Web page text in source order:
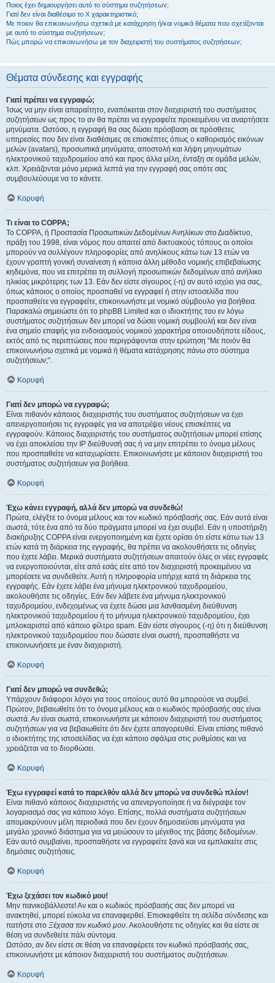
Ποιος έχει δημιουργήσει αυτό το σύστημα συζητήσεων;
Γιατί δεν είναι διαθέσιμο το Χ χαρακτηριστικό;
Με ποιον θα επικοινωνήσω σχετικά με κατάχρηση ή/και νομικά θέματα που σχετίζονται
με αυτό το σύστημα συζητήσεων;
Πώς μπορώ να επικοινωνήσω με τον διαχειριστή του συστήματος συζητήσεων;
Θέματα σύνδεσης και εγγραφής
Γιατί πρέπει να εγγραφώ;
Ίσως να μην είναι απαραίτητο, εναπόκειται στον διαχειριστή του συστήματος
συζητήσεων ως προς το αν θα πρέπει να εγγραφείτε προκειμένου να αναρτήσετε
μηνύματα. Ωστόσο, η εγγραφή θα σας δώσει πρόσβαση σε πρόσθετες
υπηρεσίες που δεν είναι διαθέσιμες σε επισκέπτες όπως ο καθορισμός εικόνων
μελών (avatars), προσωπικά μηνύματα, αποστολή και λήψη μηνυμάτων
ηλεκτρονικού ταχυδρομείου από και προς άλλα μέλη, ένταξη σε ομάδα μελών,
κλπ. Χρειάζονται μόνο μερικά λεπτά για την εγγραφή σας οπότε σας
συμβουλεύουμε να το κάνετε.
Κορυφή
Τι είναι το COPPA;
Το COPPA, ή Προστασία Προσωπικών Δεδομένων Ανηλίκων στο Διαδίκτυο,
πράξη του 1998, είναι νόμος που απαιτεί από δικτυακούς τόπους οι οποίοι
μπορούν να συλλέγουν πληροφορίες από ανηλίκους κάτω των 13 ετών να
έχουν γραπτή γονική συναίνεση ή κάποια άλλη μέθοδο νομικής επιβεβαίωσης
κηδεμόνα, που να επιτρέπει τη συλλογή προσωπικών δεδομένων από ανήλικο
ηλικίας μικρότερης των 13. Εάν δεν είστε σίγουρος (-η) αν αυτό ισχύει για σας,
όπως κάποιος ο οποίος προσπαθεί να εγγραφεί ή στην ιστοσελίδα που
προσπαθείτε να εγγραφείτε, επικοινωνήστε με νομικό σύμβουλο για βοήθεια.
Παρακαλώ σημειώστε ότι το phpBB Limited και ο ιδιοκτήτης του εν λόγω
συστήματος συζητήσεων δεν μπορεί να δώσει νομική συμβουλή και δεν είναι
ένα σημείο επαφής για ενδοιασμούς νομικού χαρακτήρα οποιουδήποτε είδους,
εκτός από τις περιπτώσεις που περιγράφονται στην ερώτηση “Με ποιόν θα
επικοινωνήσω σχετικά με νομικά ή θέματα κατάχρησης πάνω στο σύστημα
συζητήσεων;”.
Κορυφή
Γιατί δεν μπορώ να εγγραφώ;
Είναι πιθανόν κάποιος διαχειριστής του συστήματος συζητήσεων να έχει
απενεργοποιήσει τις εγγραφές για να αποτρέψει νέους επισκέπτες να
εγγραφούν. Κάποιος διαχειριστής του συστήματος συζητήσεων μπορεί επίσης
να έχει αποκλείσει την IP διεύθυνσή σας ή να μην επιτρέπει το όνομα μέλους
που προσπαθείτε να καταχωρίσετε. Επικοινωνήστε με κάποιον διαχειριστή του
συστήματος συζητήσεων για βοήθεια.
Κορυφή
Έχω κάνει εγγραφή, αλλά δεν μπορώ να συνδεθώ!
Πρώτα, ελέγξτε το όνομα μέλους και τον κωδικό πρόσβασής σας. Εάν αυτά είναι
σωστά, τότε ένα από τα δύο πράγματα μπορεί να έχει συμβεί. Εάν η υποστήριξη
διακήρυξης COPPA είναι ενεργοποιημένη και έχετε ορίσει ότι είστε κάτω των 13
ετών κατά τη διάρκεια της εγγραφής, θα πρέπει να ακολουθήσετε τις οδηγίες
που έχετε λάβει. Μερικά συστήματα συζητήσεων απαιτούν όλες οι νέες εγγραφές
να ενεργοποιούνται, είτε από εσάς είτε από τον διαχειριστή προκειμένου να
μπορέσετε να συνδεθείτε. Αυτή η πληροφορία υπήρχε κατά τη διάρκεια της
εγγραφής. Εάν έχετε λάβει ένα μήνυμα ηλεκτρονικού ταχυδρομείου,
ακολουθήστε τις οδηγίες. Εάν δεν λάβετε ένα μήνυμα ηλεκτρονικού
ταχυδρομείου, ενδεχομένως να έχετε δώσει μια λανθασμένη διεύθυνση
ηλεκτρονικού ταχυδρομείου ή το μήνυμα ηλεκτρονικού ταχυδρομείου, έχει
μπλοκαριστεί από κάποιο φίλτρο spam. Εάν είστε σίγουρος (-η) ότι η διεύθυνση
ηλεκτρονικού ταχυδρομείου που δώσατε είναι σωστή, προσπαθήστε να
επικοινωνήσετε με έναν διαχειριστή.
Κορυφή
Γιατί δεν μπορώ να συνδεθώ;
Υπάρχουν διάφοροι λόγοι για τους οποίους αυτό θα μπορούσε να συμβεί.
Πρώτον, βεβαιωθείτε ότι το όνομα μέλους και ο κωδικός πρόσβασής σας είναι
σωστά. Αν είναι σωστά, επικοινωνήστε με κάποιον διαχειριστή του συστήματος
συζητήσεων για να βεβαιωθείτε ότι δεν έχετε απαγορευθεί. Είναι επίσης πιθανό
ο ιδιοκτήτης της ιστοσελίδας να έχει κάποιο σφάλμα στις ρυθμίσεις και να
χρειάζεται να το διορθώσει.
Κορυφή
Έχω εγγραφεί κατά το παρελθόν αλλά δεν μπορώ να συνδεθώ πλέον!
Είναι πιθανό κάποιος διαχειριστής να απενεργοποίησε ή να διέγραψε τον
λογαριασμό σας για κάποιο λόγο. Επίσης, πολλά συστήματα συζητήσεων
απομακρύνουν μέλη περιοδικά που δεν έχουν δημοσιεύσει μηνύματα για
μεγάλο χρονικό διάστημα για να μειώσουν το μέγεθος της βάσης δεδομένων.
Εάν αυτό συμβαίνει, προσπαθήστε να εγγραφείτε ξανά και να εμπλακείτε στις
δημόσιες συζητήσεις.
Κορυφή
Έχω ξεχάσει τον κωδικό μου!
Μην πανικοβάλλεστε! Αν και ο κωδικός πρόσβασής σας δεν μπορεί να
ανακτηθεί, μπορεί εύκολα να επαναφερθεί. Επισκεφθείτε τη σελίδα σύνδεσης και
πατήστε στο Ξέχασα τον κωδικό μου. Ακολουθήστε τις οδηγίες και θα είστε σε
θέση να συνδεθείτε πάλι σύντομα.
Ωστόσο, αν δεν είστε σε θέση να επαναφέρετε τον κωδικό πρόσβασής σας,
επικοινωνήστε με κάποιον διαχειριστή του συστήματος συζητήσεων.
Κορυφή